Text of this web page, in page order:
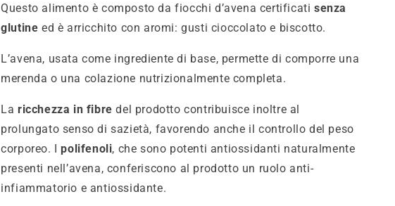
Questo alimento è composto da fiocchi d’avena certificati senza
glutine ed è arricchito con aromi: gusti cioccolato e biscotto.
L’avena, usata come ingrediente di base, permette di comporre una
merenda o una colazione nutrizionalmente completa.
La ricchezza in fibre del prodotto contribuisce inoltre al
prolungato senso di sazietà, favorendo anche il controllo del peso
corporeo. Ipolifenoli, che sono potenti antiossidanti naturalmente
presenti nell’avena, conferiscono al prodotto un ruolo anti-
infiammatorio e antiossidante.